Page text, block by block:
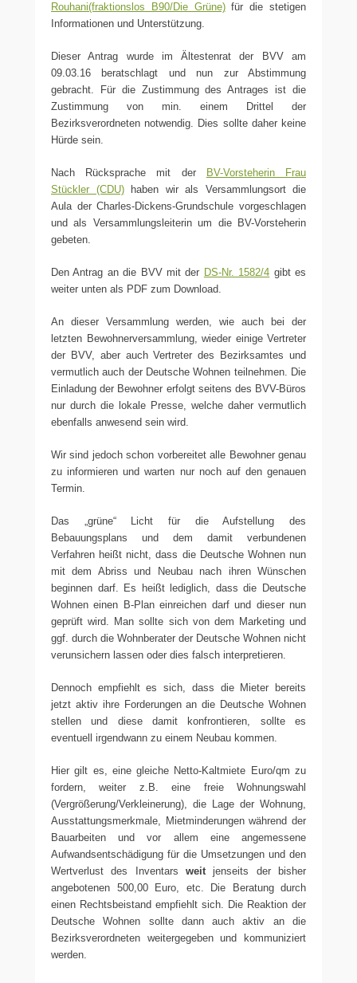
Rouhani(fraktionslos B90/Die Grüne)für die stetigen
Informationen und Unterstützung.
Dieser Antrag wurde im Ältestenrat der BVV am
09.03.16 beratschlagt und nun zur Abstimmung
gebracht. Für die Zustimmung des Antrages ist die
Zustimmung von min. einem Drittel der
Bezirksverordneten notwendig. Dies sollte daher keine
Hürde sein.
Nach Rücksprache mit der
BV-Vorsteherin Frau
Stückler (CDU)haben wir als Versammlungsort die
Aula der Charles-Dickens-Grundschule vorgeschlagen
und als Versammlungsleiterin um die BV-Vorsteherin
gebeten.
Den Antrag an die BVV mit der DS-Nr. 1582/4 gibt es
weiter unten als PDF zum Download.
An dieser Versammlung werden, wie auch bei der
letzten Bewohnerversammlung, wieder einige Vertreter
der BVV, aber auch Vertreter des Bezirksamtes und
vermutlich auch der Deutsche Wohnen teilnehmen. Die
Einladung der Bewohner erfolgt seitens des BVV-Büros
nur durch die lokale Presse, welche daher vermutlich
ebenfalls anwesend sein wird.
Wir sind jedoch schon vorbereitet alle Bewohner genau
zu informieren und warten nur noch auf den genauen
Termin.
Das „grüne“ Licht für die Aufstellung des
Bebauungsplans und dem damit verbundenen
Verfahren heißt nicht, dass die Deutsche Wohnen nun
mit dem Abriss und Neubau nach ihren Wünschen
beginnen darf. Es heißt lediglich, dass die Deutsche
Wohnen einen B-Plan einreichen darf und dieser nun
geprüft wird. Man sollte sich von dem Marketing und
ggf. durch die Wohnberater der Deutsche Wohnen nicht
verunsichern lassen oder dies falsch interpretieren.
Dennoch empfiehlt es sich, dass die Mieter bereits
jetzt aktiv ihre Forderungen an die Deutsche Wohnen
stellen und diese damit konfrontieren, sollte es
eventuell irgendwann zu einem Neubau kommen.
Hier gilt es, eine gleiche Netto-Kaltmiete Euro/qm zu
fordern, weiter z.B. eine freie Wohnungswahl
(Vergrößerung/Verkleinerung), die Lage der Wohnung,
Ausstattungsmerkmale, Mietminderungen während der
Bauarbeiten und vor allem eine angemessene
Aufwandsentschädigung für die Umsetzungen und den
Wertverlust des Inventars weitjenseits der bisher
angebotenen 500,00 Euro, etc. Die Beratung durch
einen Rechtsbeistand empfiehlt sich. Die Reaktion der
Deutsche Wohnen sollte dann auch aktiv an die
Bezirksverordneten weitergegeben und kommuniziert
werden.